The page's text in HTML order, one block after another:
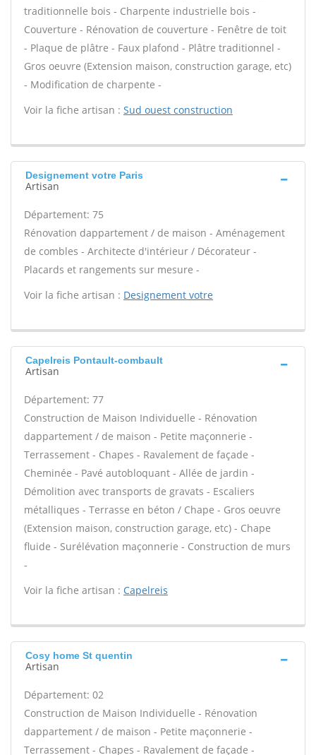
traditionnelle bois - Charpente industrielle bois -
Couverture - Rénovation de couverture - Fenêtre de toit
- Plaque de plâtre - Faux plafond - Plâtre traditionnel -
Gros oeuvre (Extension maison, construction garage, etc)
- Modification de charpente -
Voir la fiche artisan : Sud ouest construction
Designement votre Paris
Artisan
Département: 75
Rénovation dappartement / de maison - Aménagement
de combles - Architecte d'intérieur / Décorateur -
Placards et rangements sur mesure -
Voir la fiche artisan : Designement votre
Capelreis Pontault-combault
Artisan
Département: 77
Construction de Maison Individuelle - Rénovation
dappartement / de maison - Petite maçonnerie -
Terrassement - Chapes - Ravalement de façade -
Cheminée - Pavé autobloquant - Allée de jardin -
Démolition avec transports de gravats - Escaliers
métalliques - Terrasse en béton / Chape - Gros oeuvre
(Extension maison, construction garage, etc) - Chape
fluide - Surélévation maçonnerie - Construction de murs
-
Voir la fiche artisan : Capelreis
Cosy home St quentin
Artisan
Département: 02
Construction de Maison Individuelle - Rénovation
dappartement / de maison - Petite maçonnerie -
Terrassement - Chapes - Ravalement de façade -